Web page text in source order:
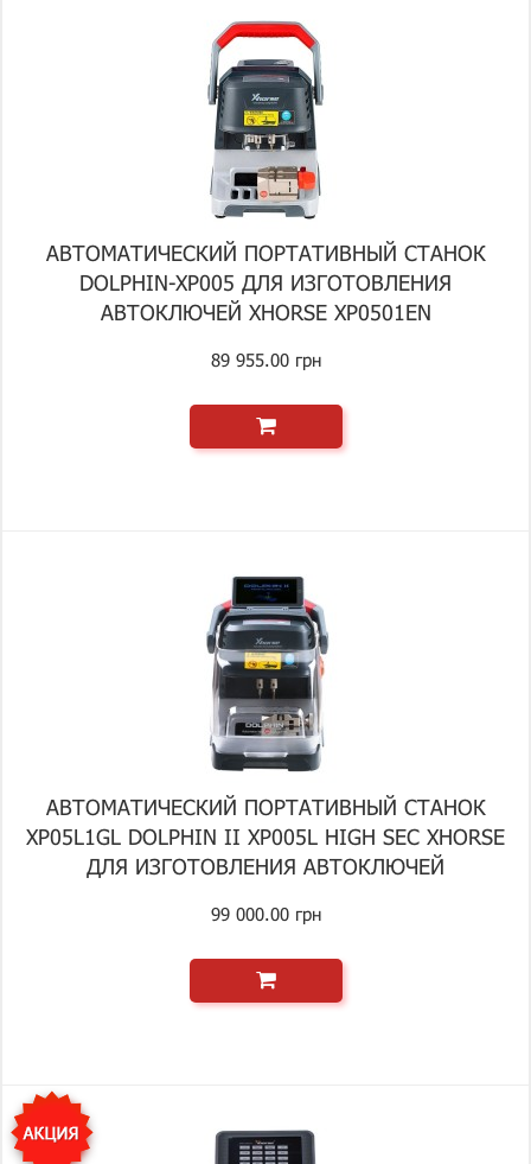
АВТОМАТИЧЕСКИЙ ПОРТАТИВНЫЙ СТАНОК
DOLPHIN-XP005 ДЛЯ ИЗГОТОВЛЕНИЯ
АВТОКЛЮЧЕЙ XHORSE XP0501EN
89 955.00 грн
АВТОМАТИЧЕСКИЙ ПОРТАТИВНЫЙ СТАНОК
XP05L1GL DOLPHIN II XP005L HIGH SEC XHORSE
ДЛЯ ИЗГОТОВЛЕНИЯ АВТОКЛЮЧЕЙ
99 000.00 грн